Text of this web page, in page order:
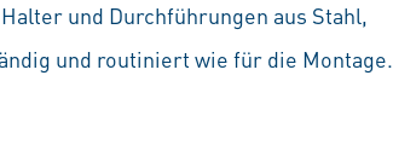
und Durchführungen aus Stahl,
und routiniert wie für die Montage.